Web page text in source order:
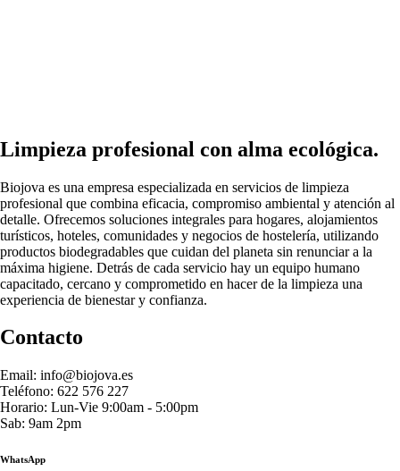
Limpieza profesional con alma ecológica.
Biojova es una empresa especializada en servicios de limpieza
profesional que combina eficacia, compromiso ambiental y atención al
detalle. Ofrecemos soluciones integrales para hogares, alojamientos
turísticos, hoteles, comunidades y negocios de hostelería, utilizando
productos biodegradables que cuidan del planeta sin renunciar a la
máxima higiene. Detrás de cada servicio hay un equipo humano
capacitado, cercano y comprometido en hacer de la limpieza una
experiencia de bienestar y confianza.
Contacto
Email: info@biojova.es
Teléfono: 622 576 227
Horario: Lun-Vie 9:00am - 5:00pm
Sab: 9am 2pm
WhatsApp